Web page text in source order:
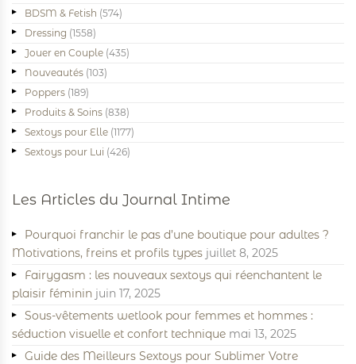
BDSM & Fetish (574)
Dressing (1558)
Jouer en Couple (435)
Nouveautés (103)
Poppers (189)
Produits & Soins (838)
Sextoys pour Elle (1177)
Sextoys pour Lui (426)
Les Articles du Journal Intime
Pourquoi franchir le pas d’une boutique pour adultes ?
Motivations, freins et profils types juillet 8, 2025
Fairygasm : les nouveaux sextoys qui réenchantent le
plaisir féminin juin 17, 2025
Sous-vêtements wetlook pour femmes et hommes :
séduction visuelle et confort technique mai 13, 2025
Guide des Meilleurs Sextoys pour Sublimer Votre